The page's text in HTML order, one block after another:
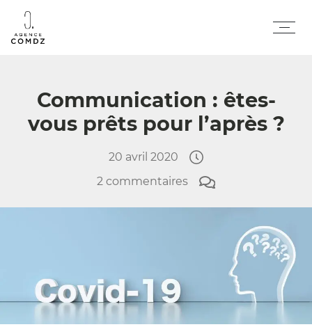
Aller au contenu
Communication : êtes-
vous prêts pour l’après ?
20 avril 2020
2 commentaires